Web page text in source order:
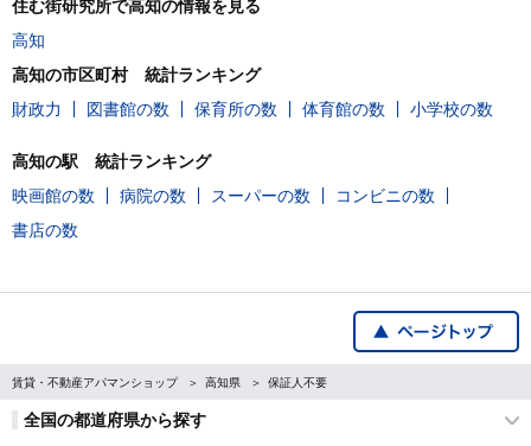
住む街研究所で高知の情報を見る
高知
高知の市区町村 統計ランキング
財政力
図書館の数 保育所の数 体育館の数 小学校の数
高知の駅 統計ランキング
映画館の数
病院の数 スーパーの数
コンビニの数
書店の数
賃貸・不動産アパマンショップ 高知県 保証人不要
全国の都道府県から探す